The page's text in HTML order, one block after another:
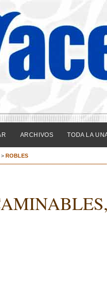
ARCHIVOS TODA LA
> ROBLES